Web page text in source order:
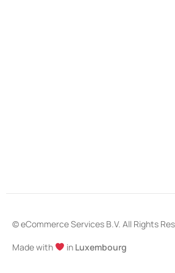
© eCommerce Services B.V. All Rights
Made with
in Luxembourg